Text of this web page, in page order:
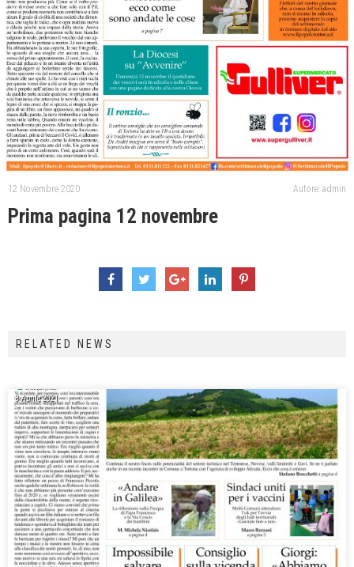
12 Novembre 2020 Autore: admin
Prima pagina 12 novembre
RELATED NEWS
8 Aprile 2021